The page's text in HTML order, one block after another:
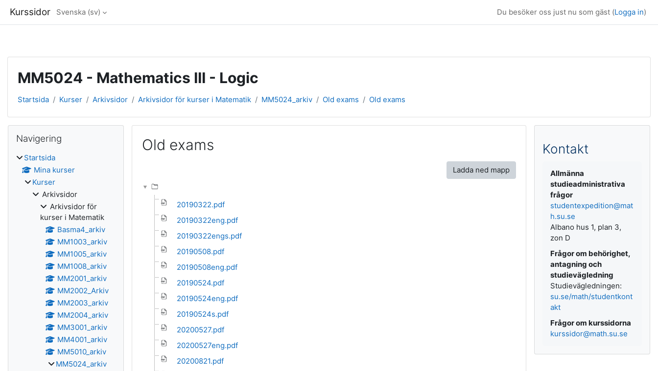
Kurssidor Svenska ‎(sv)‎ Du besöker oss just nu som gäst (Logga in)
MM5024 - Mathematics III - Logic
Startsida Kurser Arkivsidor Arkivsidor för kurser i Matematik MM5024_arkiv Old exams Old exams
Old exams
Ladda ned mapp
20190322.pdf
20190322eng.pdf
20190322engs.pdf
20190508.pdf
20190508eng.pdf
20190524.pdf
20190524eng.pdf
20190524s.pdf
20200527.pdf
20200527eng.pdf
20200821.pdf
Block
Navigering
Startsida
Mina kurser
Kurser
Arkivsidor
Arkivsidor för
kurser i Matematik
Basma4_arkiv
MM1003_arkiv
MM1005_arkiv
MM1008_arkiv
MM2001_arkiv
MM2002_Arkiv
MM2003_arkiv
MM2004_arkiv
MM3001_arkiv
MM4001_arkiv
MM5010_arkiv
MM5024_arkiv
Kontakt
Allmänna
studieadministrativa
frågor
studentexpedition@mat
h.su.se
Albano hus 1, plan 3,
zon D
Frågor om behörighet,
antagning och
studievägledning
Studievägledningen:
su.se/math/studentkont
akt
Frågor om kurssidorna
kurssidor@math.su.se